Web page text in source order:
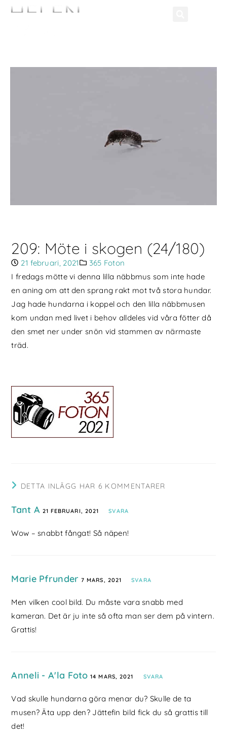
209: Möte i skogen (24/180)
21 februari, 2021
365 Foton
I fredags mötte vi denna lilla näbbmus som inte hade
en aning om att den sprang rakt mot två stora hundar.
Jag hade hundarna i koppel och den lilla näbbmusen
kom undan med livet i behov alldeles vid våra fötter då
den smet ner under snön vid stammen av närmaste
träd.
DETTA INLÄGG HAR 6 KOMMENTARER
Tant A 21 FEBRUARI, 2021 SVARA
Wow – snabbt fångat! Så näpen!
Marie Pfrunder 7 MARS, 2021 SVARA
Men vilken cool bild. Du måste vara snabb med
kameran. Det är ju inte så ofta man ser dem på vintern.
Grattis!
Anneli - A'la Foto 14 MARS, 2021 SVARA
Vad skulle hundarna göra menar du? Skulle de ta
musen? Äta upp den? Jättefin bild fick du så grattis till
det!